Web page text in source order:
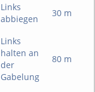
Links
abbiegen
30 m
Links
halten an
der
Gabelung
80 m